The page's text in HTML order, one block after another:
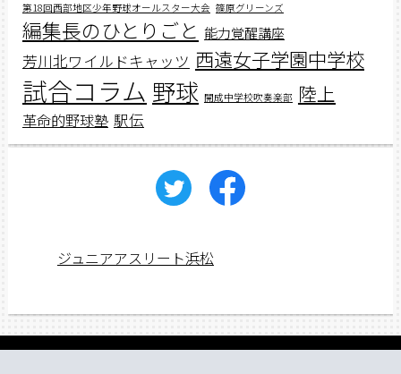
第18回西部地区少年野球オールスター大会 篠原グリーンズ
編集長のひとりごと 能力覚醒講座
芳川北ワイルドキャッツ 西遠女子学園中学校
試合コラム 野球 開成中学校吹奏楽部 陸上
革命的野球塾 駅伝
ジュニアアスリート浜松